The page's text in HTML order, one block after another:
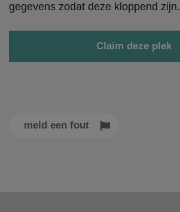
gegevens zodat deze kloppend zijn.
Claim deze plek
meld een fout